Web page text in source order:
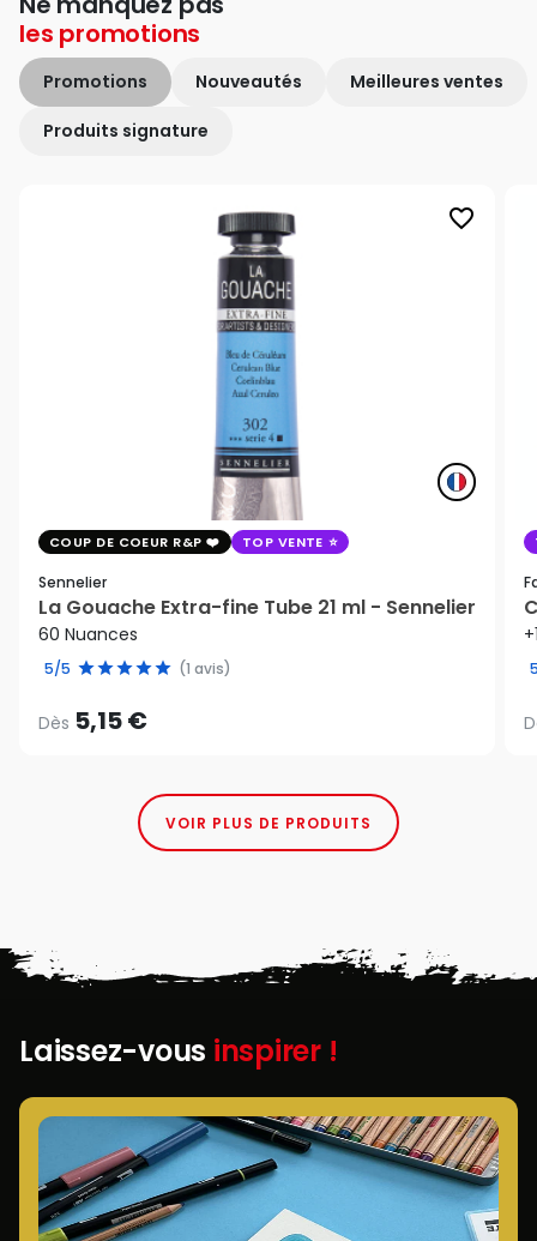
les promotions
Promotions Nouveautés Meilleures ventes
Produits signature
favorite_border
COUP DE COEUR R&P TOP VENTE
Sennelier
La Gouache Extra-fine Tube 21 ml - Sennelier
60 Nuances
5/5 (1 avis)
Dès 5,15 €
VOIR PLUS DE PRODUITS
Laissez-vous inspirer !